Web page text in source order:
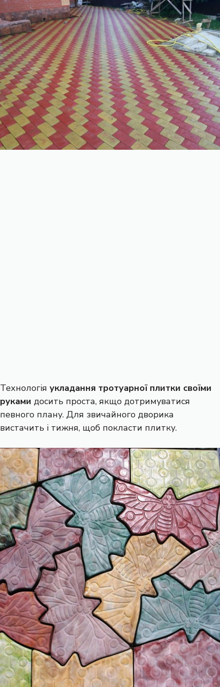
Технологія укладання тротуарної плитки своїми
руками досить проста, якщо дотримуватися
певного плану. Для звичайного дворика
вистачить і тижня, щоб покласти плитку.